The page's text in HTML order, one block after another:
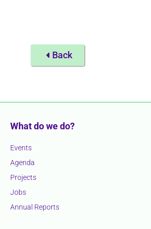
Back
What do we do?
Events
Agenda
Projects
Jobs
Annual Reports